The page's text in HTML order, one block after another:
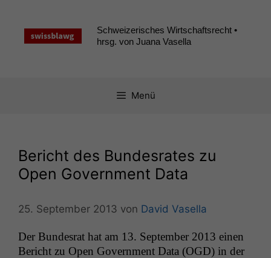
springen
Schweizerisches Wirtschaftsrecht •
hrsg. von Juana Vasella
Menü
Bericht des Bundesrates zu
Open Government Data
25. September 2013 von David Vasella
Der Bun­desrat hat am 13. Sep­tem­ber 2013 einen
Bericht zu Open Gov­ern­ment Data (OGD) in der